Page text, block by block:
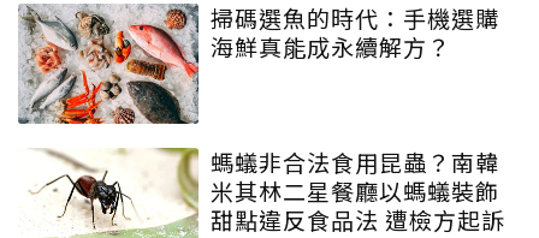
掃碼選魚的時代：手機選購
海鮮真能成永續解方？
螞蟻非合法食用昆蟲？南韓
米其林二星餐廳以螞蟻裝飾
甜點違反食品法 遭檢方起訴